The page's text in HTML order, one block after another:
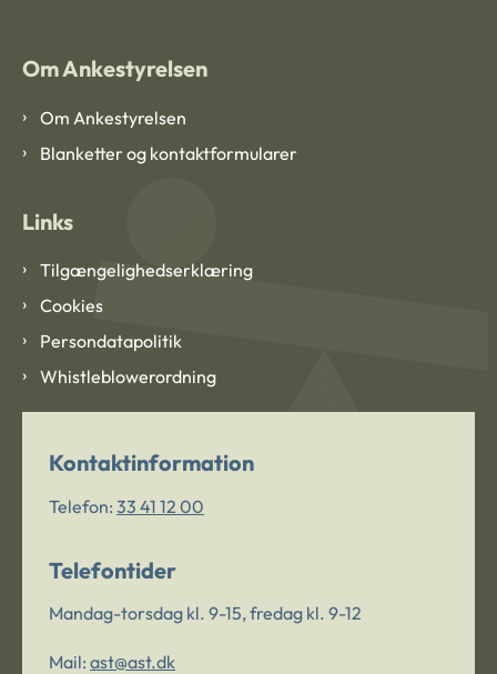
Om Ankestyrelsen
Om Ankestyrelsen
Blanketter og kontaktformularer
Links
Tilgængelighedserklæring
Cookies
Persondatapolitik
Whistleblowerordning
Kontaktinformation
Telefon: 33 41 12 00
Telefontider
Mandag-torsdag kl. 9-15, fredag kl. 9-12
Mail: ast@ast.dk